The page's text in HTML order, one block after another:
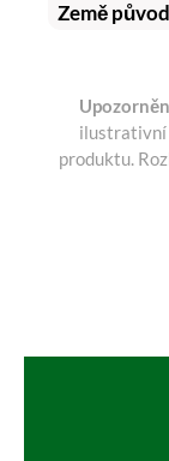
Země
ilustrativní
produktu.